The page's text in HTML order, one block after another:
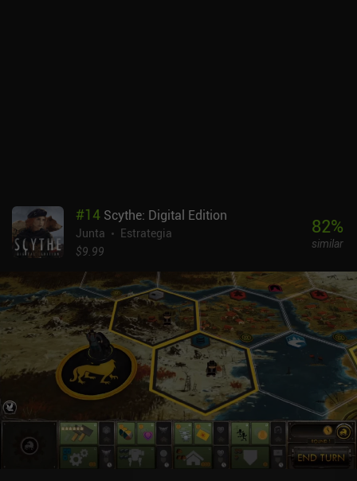
encantaron los detalles históricos.
#14 Scythe: Digital Edition
Junta
Estrategia
$9.99
82%
similar